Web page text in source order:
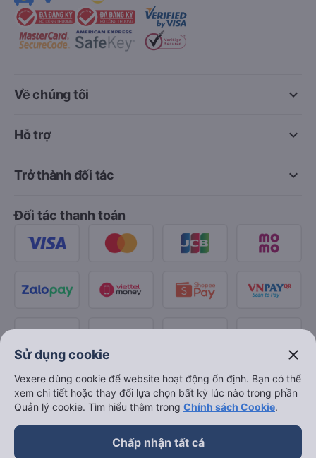
keyboard_arrow_down
Về chúng tôi
keyboard_arrow_down
Hỗ trợ
keyboard_arrow_down
Trở thành đối tác
Đối tác thanh toán
Sử dụng cookie close
Vexere dùng cookie để website hoạt động ổn định. Bạn có thể
xem chi tiết hoặc thay đổi lựa chọn bất kỳ lúc nào trong phần
Quản lý cookie. Tìm hiểu thêm trong Chính sách Cookie.
Chấp nhận tất cả